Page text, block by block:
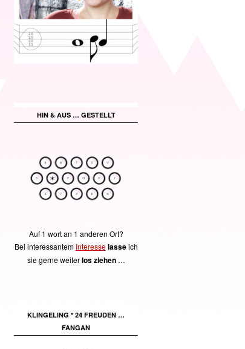
HIN & AUS … GESTELLT
Auf 1 wort an 1 anderen Ort?
Bei interessantem Interesse lasseich
sie gerne weiterlos ziehen…
KLINGELING * 24 FREUDEN …
FANGAN